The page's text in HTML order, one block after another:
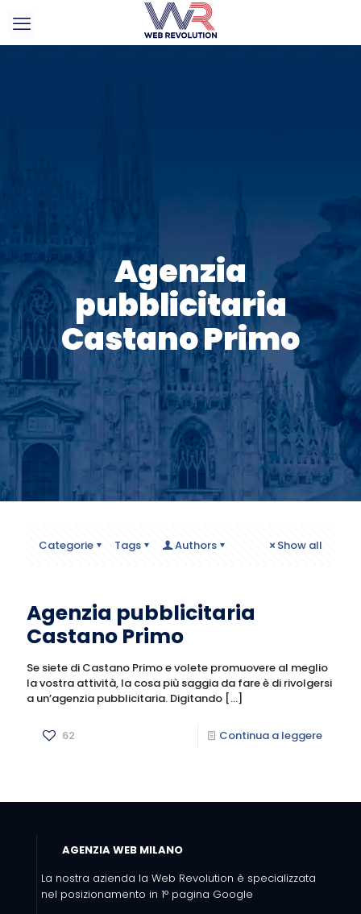
Agenzia
pubblicitaria
Castano Primo
Categorie Tags Authors Show all
Agenzia pubblicitaria
Castano Primo
Se siete di Castano Primo e volete promuovere al meglio
la vostra attività, la cosa più saggia da fare è di rivolgersi
a un’agenzia pubblicitaria. Digitando […]
62 Continua a leggere
AGENZIA WEB MILANO
La nostra azienda la Web Revolution è specializzata
nel posizionamento in 1° pagina Google